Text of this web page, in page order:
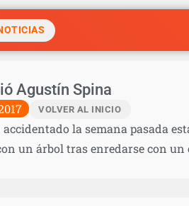
Agustín Spina
VOLVER AL INICIO
accidentado la semana pasada
un árbol tras enredarse con un